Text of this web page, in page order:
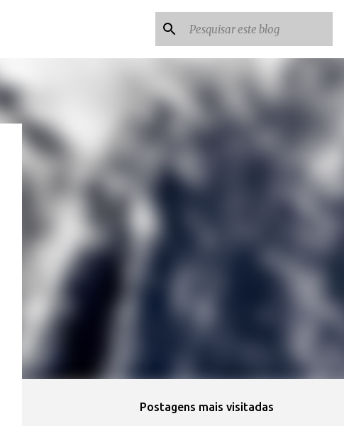
Postagens mais visitadas